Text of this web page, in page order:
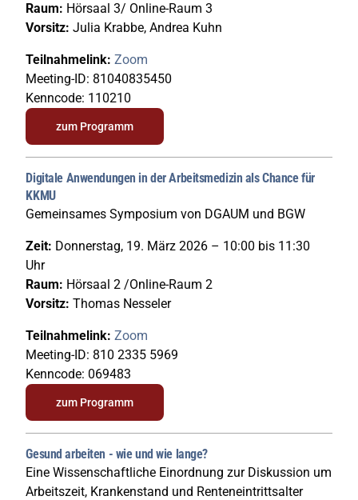
Raum: Hörsaal 3/ Online-Raum 3
Vorsitz:Julia Krabbe, Andrea Kuhn
Teilnahmelink:Zoom
Meeting-ID: 81040835450
Kenncode: 110210
zum Programm
Digitale Anwendungen in der Arbeitsmedizin als Chance für
KKMU
Gemeinsames Symposium von DGAUM und BGW
Zeit: Donnerstag, 19. März 2026 – 10:00 bis 11:30
Uhr
Raum: Hörsaal 2 /Online-Raum 2
Vorsitz:Thomas Nesseler
Teilnahmelink:Zoom
Meeting-ID: 810 2335 5969
Kenncode: 069483
zum Programm
Gesund arbeiten - wie und wie lange?
Eine Wissenschaftliche Einordnung zur Diskussion um
Arbeitszeit, Krankenstand und Renteneintrittsalter